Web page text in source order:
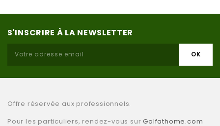
S'INSCRIRE À LA NEWSLETTER
Offre réservée aux professionnels.
Pour les particuliers, rendez-vous surGolfathome.com